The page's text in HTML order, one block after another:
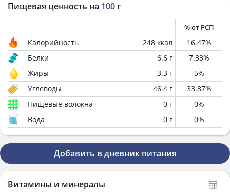
Пищевая ценность на 100 г
% от РСП
Калорийность 248 ккал 16.47%
Белки
6.6 г 7.33%
Жиры
3.3 г 5%
Углеводы
46.4 г 33.87%
Пищевые волокна
0 г 0%
Вода
0 г 0%
Добавить в дневник питания
Витамины и минералы